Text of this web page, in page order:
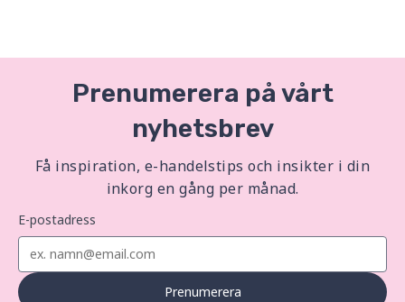
Prenumerera på vårt
nyhetsbrev
Få inspiration, e-handelstips och insikter i din
inkorg en gång per månad.
E-postadress
Prenumerera